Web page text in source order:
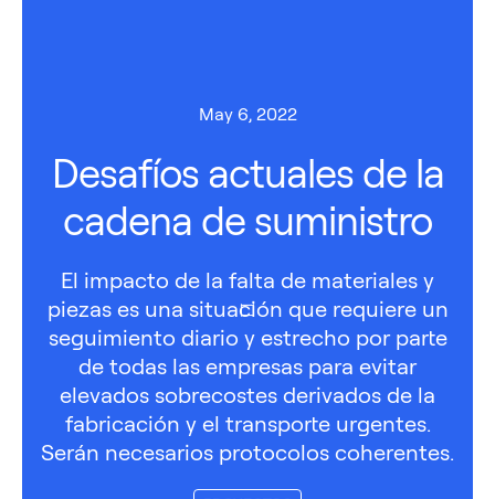
May 6, 2022
Desafíos actuales de la
cadena de suministro
El impacto de la falta de materiales y
piezas es una situación que requiere un
seguimiento diario y estrecho por parte
de todas las empresas para evitar
elevados sobrecostes derivados de la
fabricación y el transporte urgentes.
Serán necesarios protocolos coherentes.